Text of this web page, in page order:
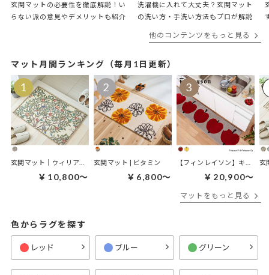
玄関マットの必要性を徹底解説！い
らない派の意見やデメリットも紹介
洗濯機に入れて大丈夫？​​玄関マット
の洗い方・手洗い方法もプロが解説
他のコンテンツをもっと見る
マット月間ランキング（毎月1日更新）
玄関マット｜ウィリアムモリス ケルムスコットツリー
￥10,800～
玄関マット | ビタミン
￥6,800～ ￥20,900～
マットをもっと見る
色からラグを探す
レッド ブルー グリーン